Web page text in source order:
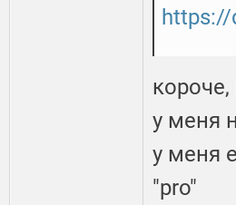
https://
у меня
у меня
"pro"